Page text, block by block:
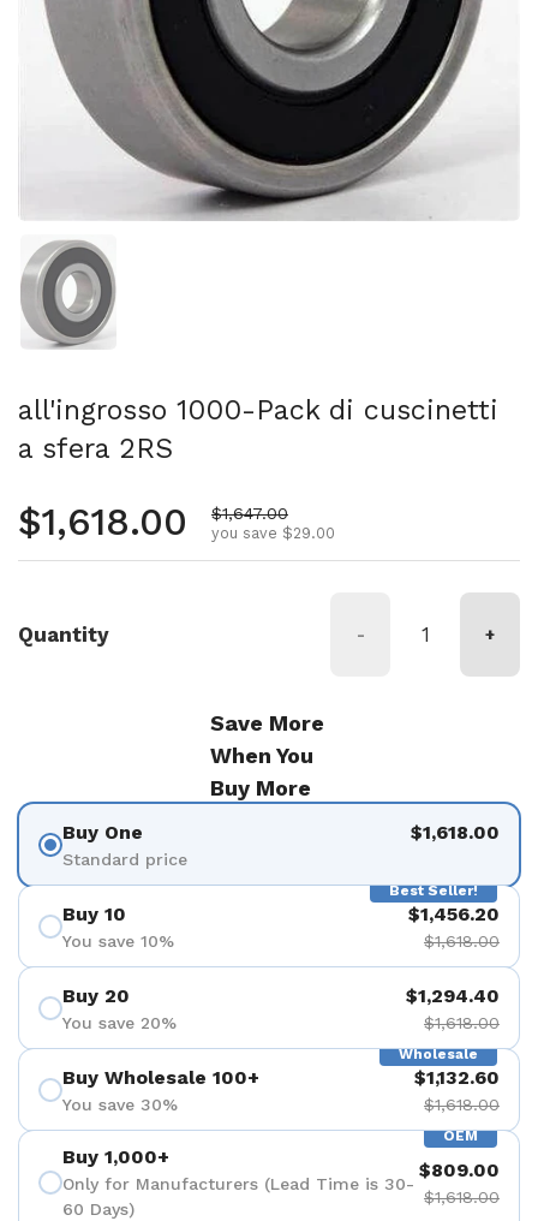
Mostra diapositiva 1
all'ingrosso 1000-Pack di cuscinetti
a sfera 2RS
Regular price
$1,618.00 Sale price
$1,647.00
you save $29.00
Quantity - +
Save More
When You
Buy More
Buy One
Standard price
$1,618.00
Best Seller!
Buy 10
You save 10%
$1,456.20
$1,618.00
Buy 20
You save 20%
$1,294.40
$1,618.00
Wholesale
Buy Wholesale 100+
You save 30%
$1,132.60
$1,618.00
OEM
Buy 1,000+
Only for Manufacturers (Lead Time is 30-
60 Days)
$809.00
$1,618.00